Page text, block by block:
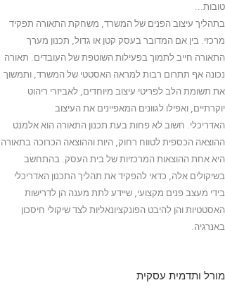
טובות...
בתהליך עיצוב הפנים של המשרד, משחקת התאורה תפקיד
מרכזי. בין אם המדובר בעסק קטן או גדול, תכנון מערך
התאורה חייב לתמוך בפעילות השוטפת של העובדים. תאורה
נכונה אף תתרום רבות למראה האסטטי של המשרד, ותמשוך
את תשומת הלב לפריטי עיצוב מיוחדים, לאביזרי ריהוט
יוקרתיים, ואפילו לגוונים המאפיינים את העיצוב
האדריכלי. חשוב לא פחות בעת תכנון התאורה הוא אלמנט
ההוצאה הכספית לטווח רחוק, היות וההוצאה הכרוכה בתאורה
היא אחת ההוצאות המרכזיות של בית העסק. בהתחשב
בשיקולים אלה, כדאי להפקיד את תהליך התכנון האדריכלי
בידי מעצב פנים מקצועי, שיידע לתת מענה הן לדרישות
האסטטיות והן להיבט הפונקציונאליות לצד שיקולי חיסכון
באנרגיה.
מורל ותדמית עסקית